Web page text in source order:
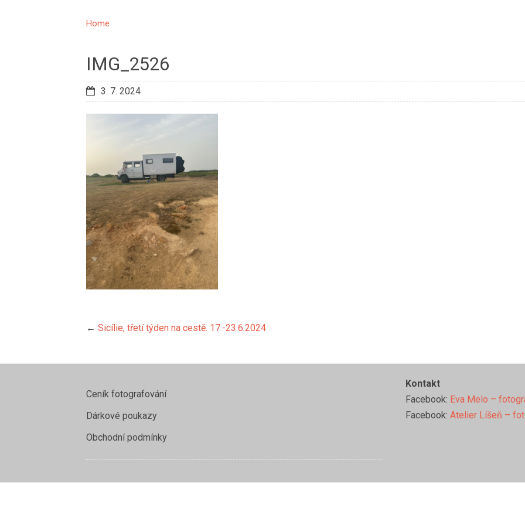
Home
IMG_2526
3. 7. 2024
← Sicílie, třetí týden na cestě. 17.-23.6.2024
Ceník fotografování
Dárkové poukazy
Obchodní podmínky
Kontakt
Facebook: Eva Melo –
Facebook: Atelier Líšeň –